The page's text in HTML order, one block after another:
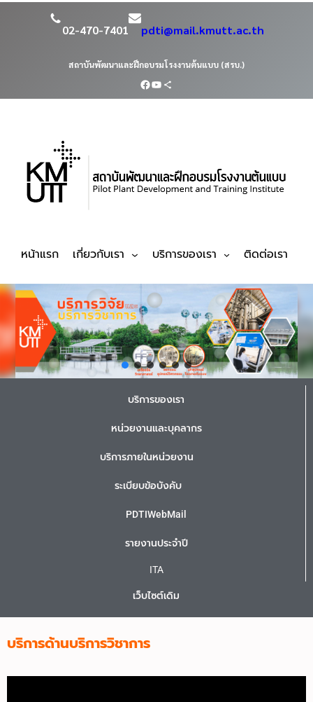
02-470-7401 pdti@mail.kmutt.ac.th
สถาบันพัฒนาและฝึกอบรมโรงงานต้นแบบ (สรบ.)
หน้าแรก เกี่ยวกับเรา บริการของเรา ติดต่อเรา
บริการของเรา
หน่วยงานและบุคลากร
บริการภายในหน่วยงาน
ระเบียบข้อบังคับ
PDTIWebMail
รายงานประจำปี
ITA
เว็บไซต์เดิม
บริการด้านบริการวิชาการ